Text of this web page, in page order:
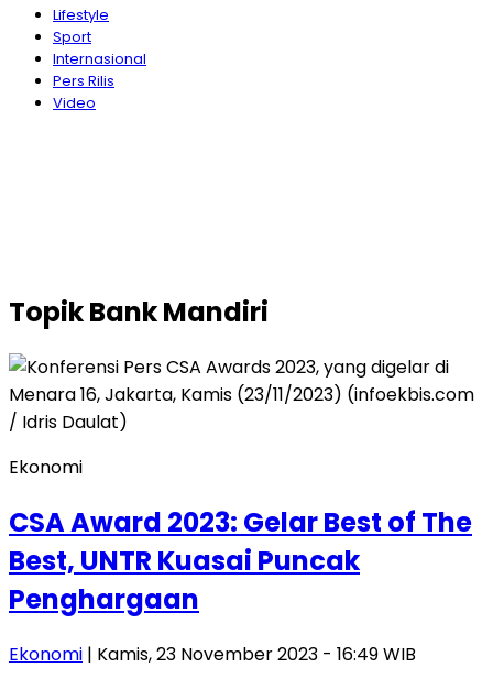
Lifestyle
Sport
Internasional
Pers Rilis
Video
TopikBank Mandiri
Ekonomi
CSA Award 2023: Gelar Best of The
Best, UNTR Kuasai Puncak
Penghargaan
Ekonomi | Kamis, 23 November 2023 - 16:49 WIB